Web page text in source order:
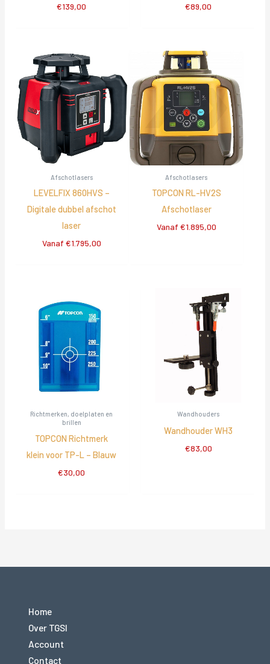
€139,00 €89,00
Afschotlasers
LEVELFIX 860HVS –
Digitale dubbel afschot
laser
Vanaf €1.795,00
Afschotlasers
TOPCON RL-HV2S
Afschotlaser
Vanaf €1.895,00
Richtmerken, doelplaten en
brillen
TOPCON Richtmerk
klein voor TP-L – Blauw
€30,00
Wandhouders
Wandhouder WH3
€83,00
Home
Over TGSI
Account
Contact